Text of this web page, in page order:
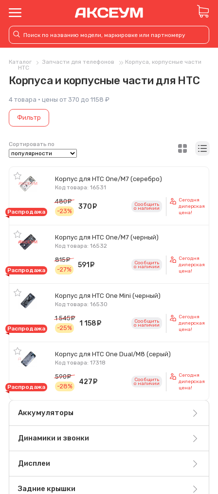
Каталог Запчасти для телефонов
Корпуса, корпусные части
HTC
Корпуса и корпусные части для HTC
4 товара · цены от 370 до 1158 ₽
Фильтр
Сортировать по
Корпус для HTC One/M7 (серебро)
Код товара: 16531
Распродажа
480
-23%
370 руб.Сообщить
o наличии
Сегодня
дилерская
цена!
Корпус для HTC One/M7 (черный)
Код товара: 16532
Распродажа
815
-27%
591 Сообщить
o наличии
Сегодня
дилерская
цена!
Корпус для HTC One Mini (черный)
Код товара: 16530
Распродажа
1 545
-25%
1 158 руб.Сообщить
o наличии
Сегодня
дилерская
цена!
Корпус для HTC One Dual/M8 (серый)
Код товара: 17318
Распродажа
590
-28%
427 руб.Сообщить
o наличии
Сегодня
дилерская
цена!
Аккумуляторы
Динамики и звонки
Дисплеи
Задние крышки